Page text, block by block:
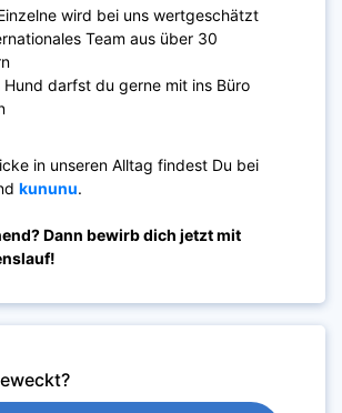
wird bei uns wertgeschätzt
Team aus über 30
Hund darfst du gerne mit ins Büro
in unseren Alltag findest Du bei
kununu.
Dann bewirb dich jetzt mit